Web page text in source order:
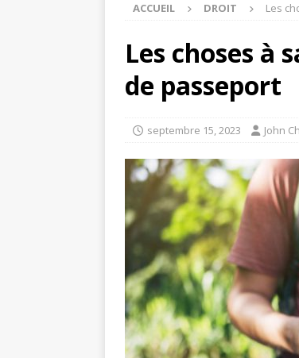
ACCUEIL DROIT Les
Les choses à
de passeport
septembre 15, 2023 John